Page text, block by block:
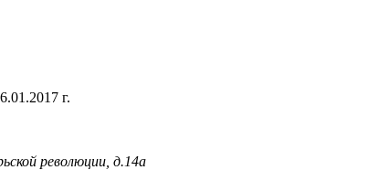
г.
революции, д.14а